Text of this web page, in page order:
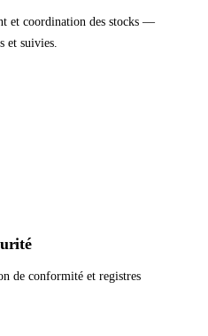
et coordination des stocks —
et suivies.
de conformité et registres